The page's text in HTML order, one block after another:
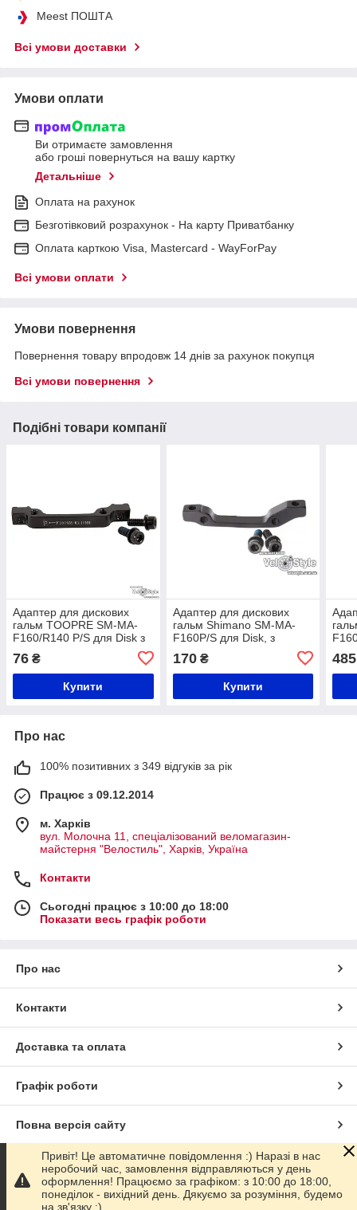
Meest ПОШТА
Всі умови доставки
Умови оплати
Ви отримаєте замовлення
або гроші повернуться на вашу картку
Детальніше
Оплата на рахунок
Безготівковий розрахунок - На карту Приватбанку
Оплата карткою Visa, Mastercard - WayForPay
Всі умови оплати
Умови повернення
Повернення товару впродовж 14 днів за рахунок покупця
Всі умови повернення
Подібні товари компанії
Адаптер для дискових
гальм TOOPRE SM-MA-
F160/R140 P/S для Disk з
болтами кріплення (2шт),
чорн. (без
76 ₴
Купити
Адаптер для дискових
гальм Shimano SM-MA-
F160P/S для Disk, з
болтами кріплення. (2шт),
чорн без лого
170₴
Купити
485
Про нас
100% позитивних з 349 відгуків за рік
Працює з 09.12.2014
м. Харків
вул. Молочна 11, спеціалізований веломагазин-
майстерня "Велостиль", Харків, Україна
Контакти
Сьогодні працює з 10:00 до 18:00
Показати весь графік роботи
Про нас
Контакти
Доставка та оплата
Графік роботи
Повна версія сайту
Сайт створено на маркетплейсіProm.ua
Політика конфіденційності
Привіт! Це автоматичне повідомлення :) Наразі в нас
неробочий час, замовлення відправляються у день
оформлення! Працюємо за графіком: з 10:00 до 18:00,
понеділок - вихідний день. Дякуємо за розуміння, будемо
на зв'язку :)